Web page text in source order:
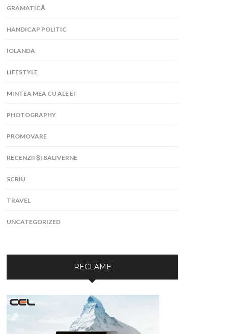
GRAMATICĂ
HANDICAP POLITIC
IOLANDA
LIFESTYLE
MINTEA MEA CU ALE EI
PHOTOGRAPHY
PROMOVARE
RECENZII ȘI BALIVERNE
SCRIU
TRAVEL
UNCATEGORIZED
RECLAME